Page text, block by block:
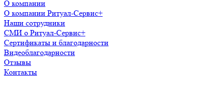
О компании
О компании Ритуал-Сервис+
Наши сотрудники
СМИ о Ритуал-Сервис+
Сертификаты и благодарности
Видеоблагодарности
Отзывы
Контакты